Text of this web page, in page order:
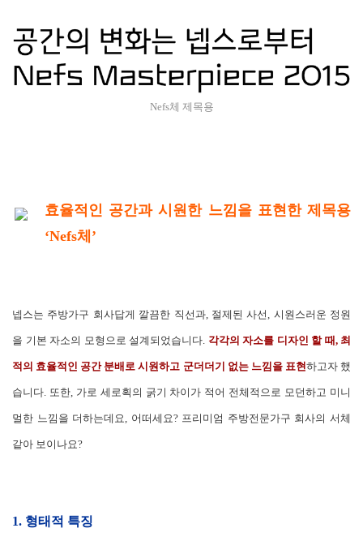
Nefs체 제목용
효율적인 공간과 시원한 느낌을 표현한 제목용
‘Nefs체’
넵스는 주방가구 회사답게 깔끔한 직선과, 절제된 사선, 시원스러운 정원
을 기본 자소의 모형으로 설계되었습니다. 각각의 자소를 디자인 할 때, 최
적의 효율적인 공간 분배로 시원하고 군더더기 없는 느낌을 표현하고자 했
습니다. 또한, 가로 세로획의 굵기 차이가 적어 전체적으로 모던하고 미니
멀한 느낌을 더하는데요, 어떠세요? 프리미엄 주방전문가구 회사의 서체
같아 보이나요?
1. 형태적 특징